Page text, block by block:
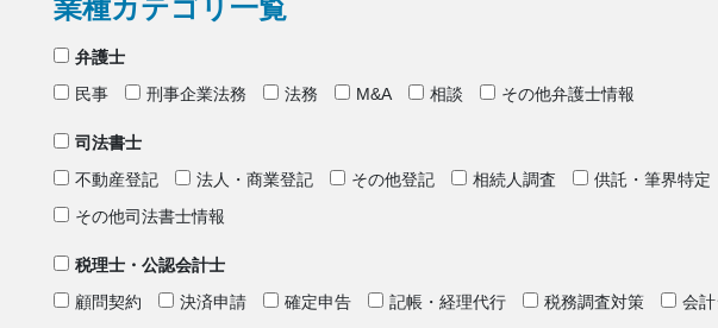
業種カテゴリ一覧
弁護士
民事
刑事企業法務 法務 M&A 相談 その他弁護士情報
司法書士
不動産登記
法人・商業登記 その他登記 相続人調査 供託・筆界特定
その他司法書士情報
税理士・公認会計士
顧問契約
決済申請 確定申告 記帳・経理代行 税務調査対策
会